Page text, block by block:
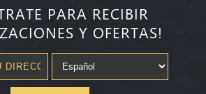
PARA RECIBIR
Y OFERTAS!